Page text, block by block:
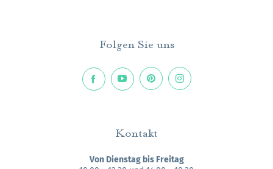
Folgen Sie uns
Kontakt
Von Dienstag bis Freitag